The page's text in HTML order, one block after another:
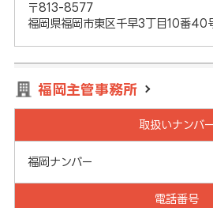
〒813-8577
福岡県福岡市東区千早3丁目10番40
福岡主管事務所
取扱いナンバー
福岡ナンバー
電話番号